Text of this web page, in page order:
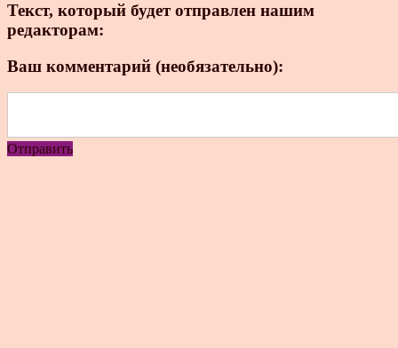
Текст, который будет отправлен нашим
редакторам:
Ваш комментарий (необязательно):
Отправить